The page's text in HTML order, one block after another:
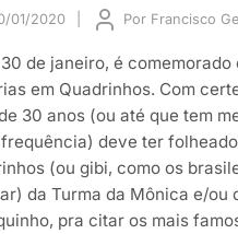
01/2020 Por Francisco
de janeiro, é
em Quadrinhos. Com
30 anos (ou até que tem
deve ter
(ou gibi, como os
da Turma da Mônica e/ou
pra citar os mais